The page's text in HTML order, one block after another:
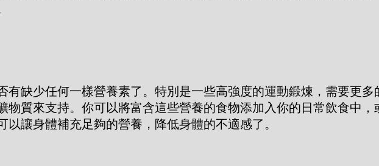
有缺少任何一樣營養素了。特別是一些高強度的運動鍛煉，需要更多
物質來支持。你可以將富含這些營養的食物添加入你的日常飲食中，
讓身體補充足夠的營養，降低身體的不適感了。